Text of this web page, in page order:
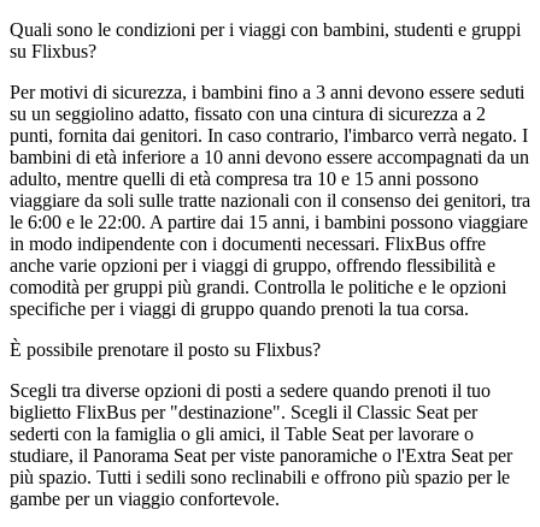
Quali sono le condizioni per i viaggi con bambini, studenti e gruppi
su Flixbus?
Per motivi di sicurezza, i bambini fino a 3 anni devono essere seduti
su un seggiolino adatto, fissato con una cintura di sicurezza a 2
punti, fornita dai genitori. In caso contrario, l'imbarco verrà negato. I
bambini di età inferiore a 10 anni devono essere accompagnati da un
adulto, mentre quelli di età compresa tra 10 e 15 anni possono
viaggiare da soli sulle tratte nazionali con il consenso dei genitori, tra
le 6:00 e le 22:00. A partire dai 15 anni, i bambini possono viaggiare
in modo indipendente con i documenti necessari. FlixBus offre
anche varie opzioni per i viaggi di gruppo, offrendo flessibilità e
comodità per gruppi più grandi. Controlla le politiche e le opzioni
specifiche per i viaggi di gruppo quando prenoti la tua corsa.
È possibile prenotare il posto su Flixbus?
Scegli tra diverse opzioni di posti a sedere quando prenoti il ​​tuo
biglietto FlixBus per "destinazione". Scegli il Classic Seat per
sederti con la famiglia o gli amici, il Table Seat per lavorare o
studiare, il Panorama Seat per viste panoramiche o l'Extra Seat per
più spazio. Tutti i sedili sono reclinabili e offrono più spazio per le
gambe per un viaggio confortevole.